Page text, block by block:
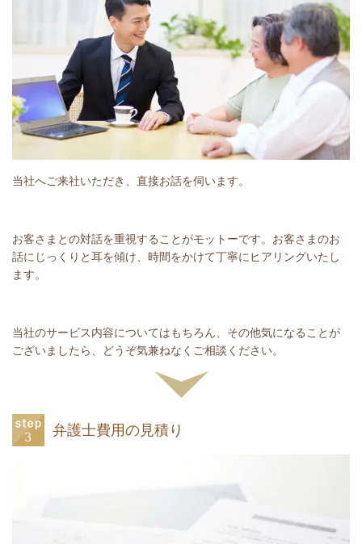
当社へご来社いただき、直接お話を伺います。
お客さまとの対話を重視することがモットーです。お客さまのお
話にじっくりと耳を傾け、時間をかけて丁寧にヒアリングいたし
ます。
当社のサービス内容についてはもちろん、その他気になることが
ございましたら、どうぞ気兼ねなくご相談ください。
弁護士費用の見積り